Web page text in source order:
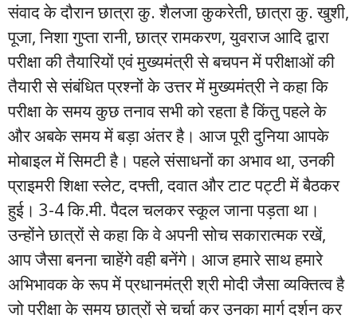
संवाद के दौरान छात्रा कु. शैलजा कुकरेती, छात्रा कु. खुशी,
पूजा, निशा गुप्ता रानी, छात्र रामकरण, युवराज आदि द्वारा
परीक्षा की तैयारियों एवं मुख्यमंत्री से बचपन में परीक्षाओं की
तैयारी से संबंधित प्रश्नों के उत्तर में मुख्यमंत्री ने कहा कि
परीक्षा के समय कुछ तनाव सभी को रहता है किंतु पहले के
और अबके समय में बड़ा अंतर है। आज पूरी दुनिया आपके
मोबाइल में सिमटी है। पहले संसाधनों का अभाव था, उनकी
प्राइमरी शिक्षा स्लेट, दफ्ती, दवात और टाट पट्टी में बैठकर
हुई। 3-4 कि.मी. पैदल चलकर स्कूल जाना पड़ता था।
उन्होंने छात्रों से कहा कि वे अपनी सोच सकारात्मक रखें,
आप जैसा बनना चाहेंगे वही बनेंगे। आज हमारे साथ हमारे
अभिभावक के रूप में प्रधानमंत्री श्री मोदी जैसा व्यक्तित्व है
जो परीक्षा के समय छात्रों से चर्चा कर उनका मार्ग दर्शन कर